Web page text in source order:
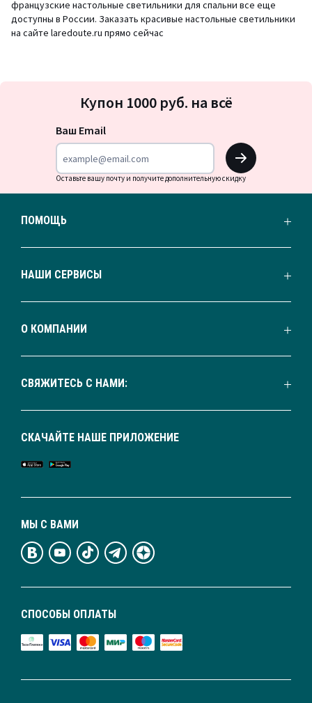
французские настольные светильники для спальни все еще
доступны в России. Заказать красивые настольные светильники
на сайте laredoute.ru прямо сейчас
на
Купон 1000 руб. на всё
Ваш Email
OK
Оставьте вашу почту и получите дополнительную скидку
ПОМОЩЬ
НАШИ СЕРВИСЫ
О КОМПАНИИ
СВЯЖИТЕСЬ С НАМИ:
СПОСОБЫ ОПЛАТЫ
МЫ С ВАМИ
СКАЧАЙТЕ НАШЕ ПРИЛОЖЕНИЕ